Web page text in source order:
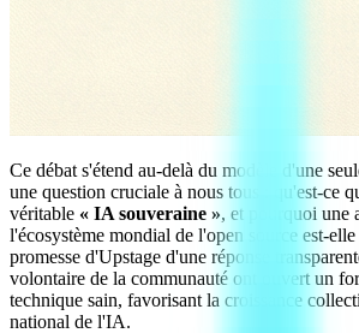
Ce débat s'étend au-delà du modèle d'une
une question cruciale à nous tous : qu'est-ce
véritable « IA souveraine », et pourquoi une
l'écosystème mondial de l'open source est-
promesse d'Upstage d'une réponse
volontaire de la communauté ont ouvert un
technique sain, favorisant la croissance
national de l'IA.